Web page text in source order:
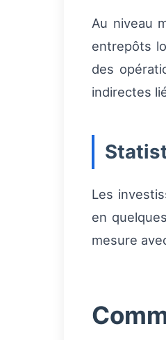
Au niveau
entrepôts
des
indirectes
Les
en
mesure